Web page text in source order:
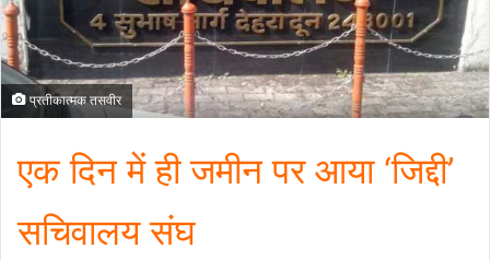
प्रतीकात्मक तसवीर
एक दिन में ही जमीन पर आया ‘जिद्दी’
सचिवालय संघ